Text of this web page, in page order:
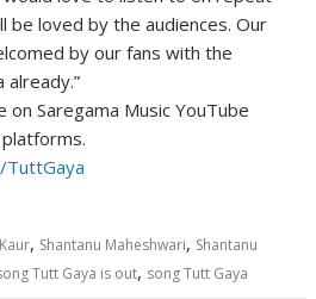
be loved by the audiences. Our
by our fans with the
already.”
on Saregama Music YouTube
, Shantanu Maheshwari, Shantanu
Tutt Gaya is out, song Tutt Gaya